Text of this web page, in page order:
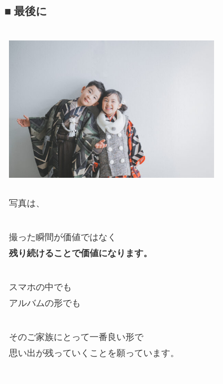
■ 最後に
写真は、
撮った瞬間が価値ではなく
残り続けることで価値になります。
スマホの中でも
アルバムの形でも
そのご家族にとって一番良い形で
思い出が残っていくことを願っています。